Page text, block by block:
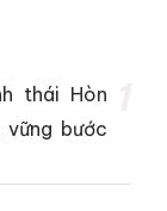
thái Hòn
bước